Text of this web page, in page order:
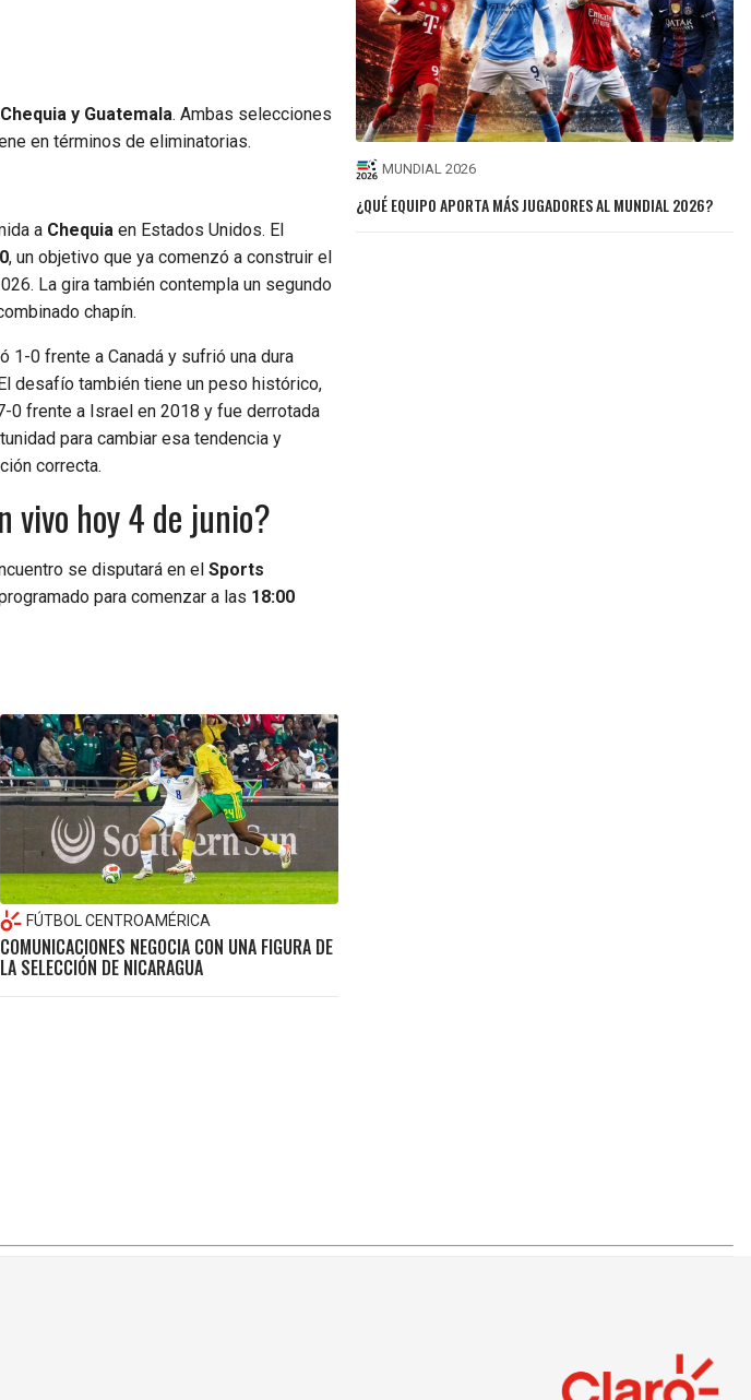
Chequia y Guatemala. Ambas selecciones
en términos de eliminatorias.
a Chequia en Estados Unidos. El
, un objetivo que ya comenzó a construir el
La gira también contempla un segundo
chapín.
1-0 frente a Canadá y sufrió una dura
desafío también tiene un peso histórico,
0 frente a Israel en 2018 y fue derrotada
para cambiar esa tendencia y
correcta.
vivo hoy 4 de junio?
se disputará en el Sports
para comenzar a las 18:00
FÚTBOL CENTROAMÉRICA
COMUNICACIONES NEGOCIA CON UNA FIGURA DE
LA SELECCIÓN DE NICARAGUA
MUNDIAL 2026
¿QUÉ EQUIPO APORTA MÁS JUGADORES AL MUNDIAL 2026?